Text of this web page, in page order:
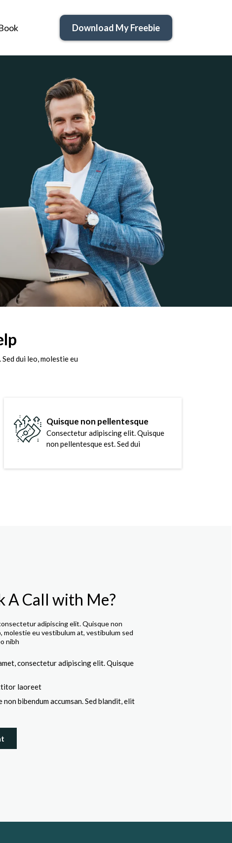
Download My Freebie
dui leo, molestie eu
Quisque non pellentesque
Consectetur adipiscing elit. Quisque
non pellentesque est. Sed dui
A Call with Me?
adipiscing elit. Quisque non
molestie eu vestibulum at, vestibulum sed
nibh
consectetur adipiscing elit. Quisque
laoreet
bibendum accumsan. Sed blandit, elit